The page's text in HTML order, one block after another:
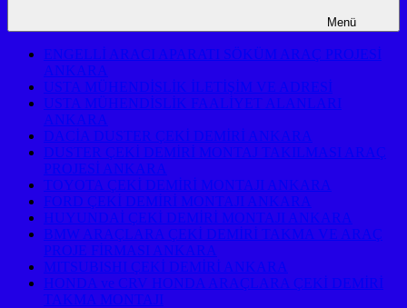
Menü
ENGELLİ ARACI APARATI SÖKÜM ARAÇ PROJESİ
ANKARA
USTA MÜHENDİSLİK İLETİŞİM VE ADRESİ
USTA MÜHENDİSLİK FAALİYET ALANLARI
ANKARA
DACİA DUSTER ÇEKİ DEMİRİ ANKARA
DUSTER ÇEKİ DEMİRİ MONTAJ TAKILMASI ARAÇ
PROJESİ ANKARA
TOYOTA ÇEKİ DEMİRİ MONTAJI ANKARA
FORD ÇEKİ DEMİRİ MONTAJI ANKARA
HUYUNDAİ ÇEKİ DEMİRİ MONTAJI ANKARA
BMW ARAÇLARA ÇEKİ DEMİRİ TAKMA VE ARAÇ
PROJE FİRMASI ANKARA
MITSUBISHI ÇEKİ DEMİRİ ANKARA
HONDA ve CRV HONDA ARAÇLARA ÇEKİ DEMİRİ
TAKMA MONTAJI